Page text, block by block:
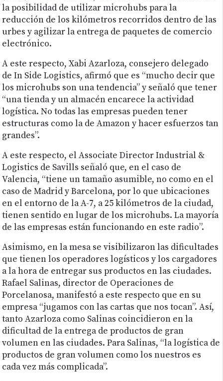
la posibilidad de utilizar microhubs para la
reducción de los kilómetros recorridos dentro de las
urbes y agilizar la entrega de paquetes de comercio
electrónico.
A este respecto, Xabi Azarloza, consejero delegado
de In Side Logistics, afirmó que es “mucho decir que
los microhubs son una tendencia” y señaló que tener
“una tienda y un almacén encarece la actividad
logística. No todas las empresas pueden tener
estructuras como la de Amazon y hacer esfuerzos tan
grandes”.
A este respecto, el Associate Director Industrial &
Logistics de Savills señaló que, en el caso de
Valencia, “tiene un tamaño asumible, no como en el
caso de Madrid y Barcelona, por lo que ubicaciones
en el entorno de la A-7, a 25 kilómetros de la ciudad,
tienen sentido en lugar de los microhubs. La mayoría
de las empresas están funcionando en este radio”.
Asimismo, en la mesa se visibilizaron las dificultades
que tienen los operadores logísticos y los cargadores
a la hora de entregar sus productos en las ciudades.
Rafael Salinas, director de Operaciones de
Porcelanosa, manifestó a este respecto que en su
empresa “jugamos con las cartas que nos tocan”. Así,
tanto Azarloza como Salinas coincidieron en la
dificultad de la entrega de productos de gran
volumen en las ciudades. Para Salinas, “la logística de
productos de gran volumen como los nuestros es
cada vez más complicada”.